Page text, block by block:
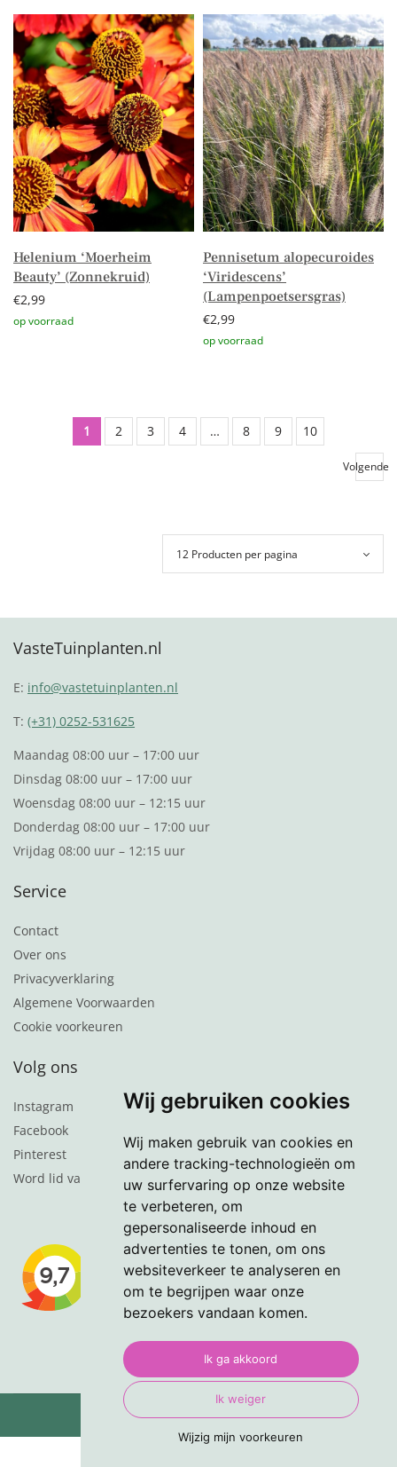
Wij gebruiken cookies
Wij maken gebruik van cookies en
andere tracking-technologieën om
uw surfervaring op onze website
te verbeteren, om
gepersonaliseerde inhoud en
advertenties te tonen, om ons
websiteverkeer te analyseren en
om te begrijpen waar onze
bezoekers vandaan komen.
Ik ga akkoord
Ik weiger
Wijzig mijn voorkeuren
Helenium ‘Moerheim
Beauty’ (Zonnekruid)
€2,99
Pennisetum alopecuroides
‘Viridescens’
(Lampenpoetsersgras)
€2,99
1 2 3 4 … 8 9 10
Volgende
VasteTuinplanten.nl
E: info@vastetuinplanten.nl
T:(+31) 0252-531625
Maandag 08:00 uur – 17:00 uur
Dinsdag 08:00 uur – 17:00 uur
Woensdag 08:00 uur – 12:15 uur
Donderdag 08:00 uur – 17:00 uur
Vrijdag 08:00 uur – 12:15 uur
Service
Contact
Over ons
Privacyverklaring
Algemene Voorwaarden
Cookie voorkeuren
Volg ons
Instagram
Facebook
Pinterest
Word lid van de nieuwsbrief
© 2024 VasteTuinplanten.nl